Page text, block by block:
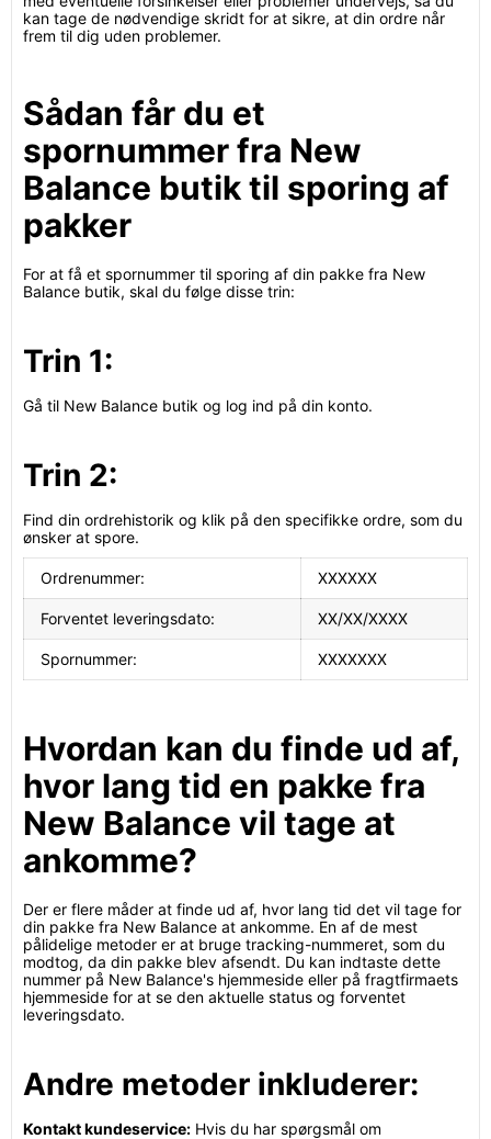
kan tage de nødvendige skridt for at sikre, at din ordre når
frem til dig uden problemer.
Sådan får du et
spornummer fra New
Balance butik til sporing af
pakker
For at få et spornummer til sporing af din pakke fra New
Balance butik, skal du følge disse trin:
Trin 1:
Gå til New Balance butik og log ind på din konto.
Trin 2:
Find din ordrehistorik og klik på den specifikke ordre, som du
ønsker at spore.
Ordrenummer: XXXXXX
Forventet leveringsdato: XX/XX/XXXX
Spornummer: XXXXXXX
Hvordan kan du finde ud af,
hvor lang tid en pakke fra
New Balance vil tage at
ankomme?
Der er flere måder at finde ud af, hvor lang tid det vil tage for
din pakke fra New Balance at ankomme. En af de mest
pålidelige metoder er at bruge tracking-nummeret, som du
modtog, da din pakke blev afsendt. Du kan indtaste dette
nummer på New Balance's hjemmeside eller på fragtfirmaets
hjemmeside for at se den aktuelle status og forventet
leveringsdato.
Andre metoder inkluderer:
Kontakt kundeservice: Hvis du har spørgsmål om